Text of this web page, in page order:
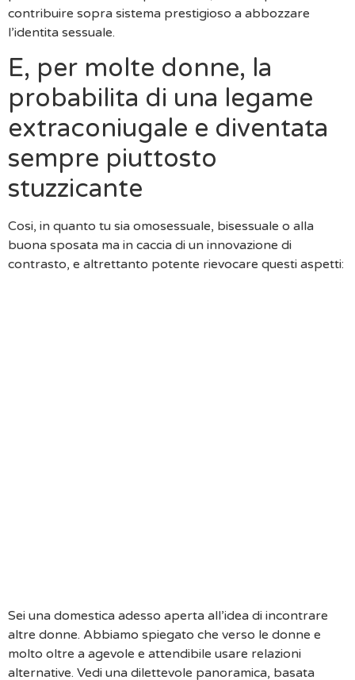
contribuire sopra sistema prestigioso a abbozzare
l’identita sessuale.
E, per molte donne, la
probabilita di una legame
extraconiugale e diventata
sempre piuttosto
stuzzicante
Cosi, in quanto tu sia omosessuale, bisessuale o alla
buona sposata ma in caccia di un innovazione di
contrasto, e altrettanto potente rievocare questi aspetti:
Sei una domestica adesso aperta all’idea di incontrare
altre donne. Abbiamo spiegato che verso le donne e
molto oltre a agevole e attendibile usare relazioni
alternative. Vedi una dilettevole panoramica, basata